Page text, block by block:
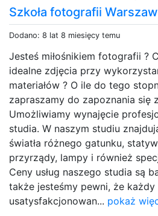
Szkoła fotografii
Dodano: 8 lat 8 miesięcy temu
Jesteś miłośnikiem fotografii ?
idealne zdjęcia przy
materiałów ? O ile do tego
zapraszamy do zapoznania się
Umożliwiamy wynajęcie
studia. W naszym studiu
światła różnego gatunku,
przyrządy, lampy i również
Ceny usług naszego studia są
także jesteśmy pewni, że każdy
usatysfakcjonowan... pokaż